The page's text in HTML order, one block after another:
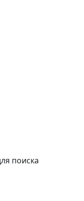
поиска